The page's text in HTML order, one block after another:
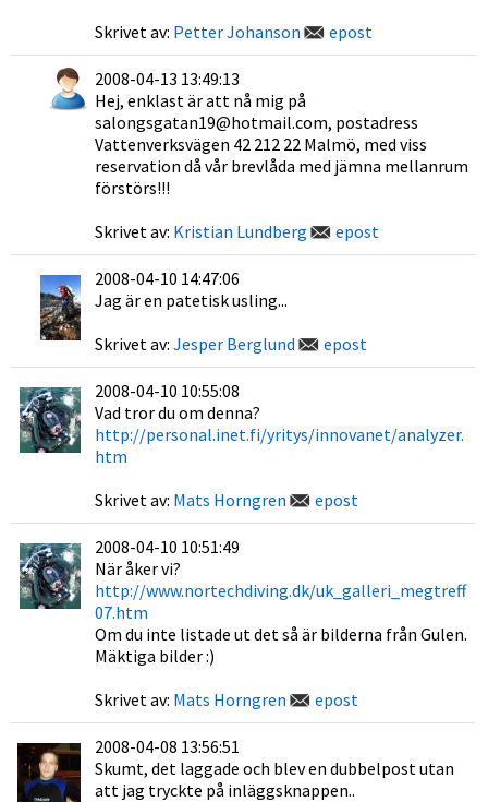
Skrivet av: Petter Johanson epost
2008-04-13 13:49:13
Hej, enklast är att nå mig på
salongsgatan19@hotmail.com, postadress
Vattenverksvägen 42 212 22 Malmö, med viss
reservation då vår brevlåda med jämna mellanrum
förstörs!!!
Skrivet av: Kristian Lundberg epost
2008-04-10 14:47:06
Jag är en patetisk usling...
Skrivet av: Jesper Berglund epost
2008-04-10 10:55:08
Vad tror du om denna?
http://personal.inet.fi/yritys/innovanet/analyzer.
htm
Skrivet av: Mats Horngren epost
2008-04-10 10:51:49
När åker vi?
http://www.nortechdiving.dk/uk_galleri_megtreff
07.htm
Om du inte listade ut det så är bilderna från Gulen.
Mäktiga bilder :)
Skrivet av: Mats Horngren epost
2008-04-08 13:56:51
Skumt, det laggade och blev en dubbelpost utan
att jag tryckte på inläggsknappen..